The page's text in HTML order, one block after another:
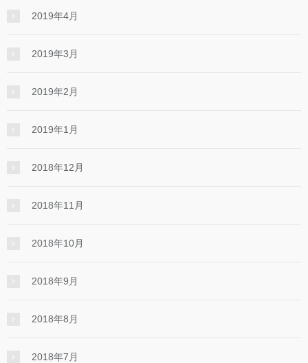
2019年4月
2019年3月
2019年2月
2019年1月
2018年12月
2018年11月
2018年10月
2018年9月
2018年8月
2018年7月